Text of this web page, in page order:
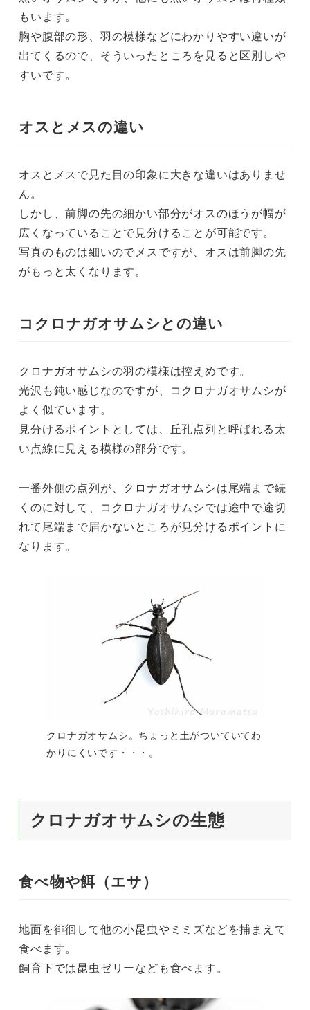
もいます。
胸や腹部の形、羽の模様などにわかりやすい違いが
出てくるので、そういったところを見ると区別しや
すいです。
オスとメスの違い
オスとメスで見た目の印象に大きな違いはありませ
ん。
しかし、前脚の先の細かい部分がオスのほうが幅が
広くなっていることで見分けることが可能です。
写真のものは細いのでメスですが、オスは前脚の先
がもっと太くなります。
コクロナガオサムシとの違い
クロナガオサムシの羽の模様は控えめです。
光沢も鈍い感じなのですが、コクロナガオサムシが
よく似ています。
見分けるポイントとしては、丘孔点列と呼ばれる太
い点線に見える模様の部分です。
一番外側の点列が、クロナガオサムシは尾端まで続
くのに対して、コクロナガオサムシでは途中で途切
れて尾端まで届かないところが見分けるポイントに
なります。
クロナガオサムシ。ちょっと土がついていてわ
かりにくいです・・・。
クロナガオサムシの生態
食べ物や餌（エサ）
地面を徘徊して他の小昆虫やミミズなどを捕まえて
食べます。
飼育下では昆虫ゼリーなども食べます。